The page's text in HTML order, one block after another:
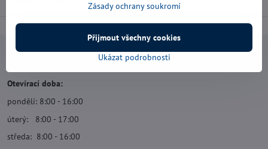
Otevírací doba:
pondělí: 8:00 - 16:00
úterý: 8:00 - 17:00
středa: 8:00 - 16:00
Zásady ochrany soukromí
Ukázat podrobnosti
Přijmout všechny cookies